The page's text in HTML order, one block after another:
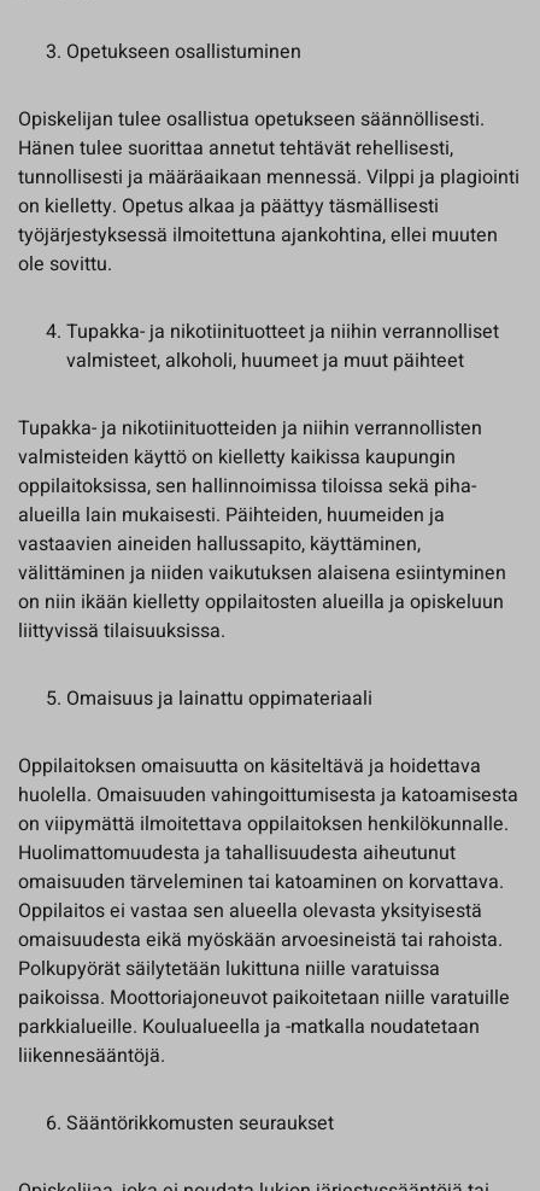
Opetukseen osallistuminen
Opiskelijan tulee osallistua opetukseen säännöllisesti.
Hänen tulee suorittaa annetut tehtävät rehellisesti,
tunnollisesti ja määräaikaan mennessä. Vilppi ja plagiointi
on kielletty. Opetus alkaa ja päättyy täsmällisesti
työjärjestyksessä ilmoitettuna ajankohtina, ellei muuten
ole sovittu.
Tupakka- ja nikotiinituotteet ja niihin verrannolliset
valmisteet, alkoholi, huumeet ja muut päihteet
Tupakka- ja nikotiinituotteiden ja niihin verrannollisten
valmisteiden käyttö on kielletty kaikissa kaupungin
oppilaitoksissa, sen hallinnoimissa tiloissa sekä piha-
alueilla lain mukaisesti. Päihteiden, huumeiden ja
vastaavien aineiden hallussapito, käyttäminen,
välittäminen ja niiden vaikutuksen alaisena esiintyminen
on niin ikään kielletty oppilaitosten alueilla ja opiskeluun
liittyvissä tilaisuuksissa.
Omaisuus ja lainattu oppimateriaali
Oppilaitoksen omaisuutta on käsiteltävä ja hoidettava
huolella. Omaisuuden vahingoittumisesta ja katoamisesta
on viipymättä ilmoitettava oppilaitoksen henkilökunnalle.
Huolimattomuudesta ja tahallisuudesta aiheutunut
omaisuuden tärveleminen tai katoaminen on korvattava.
Oppilaitos ei vastaa sen alueella olevasta yksityisestä
omaisuudesta eikä myöskään arvoesineistä tai rahoista.
Polkupyörät säilytetään lukittuna niille varatuissa
paikoissa. Moottoriajoneuvot paikoitetaan niille varatuille
parkkialueille. Koulualueella ja -matkalla noudatetaan
liikennesääntöjä.
Sääntörikkomusten seuraukset